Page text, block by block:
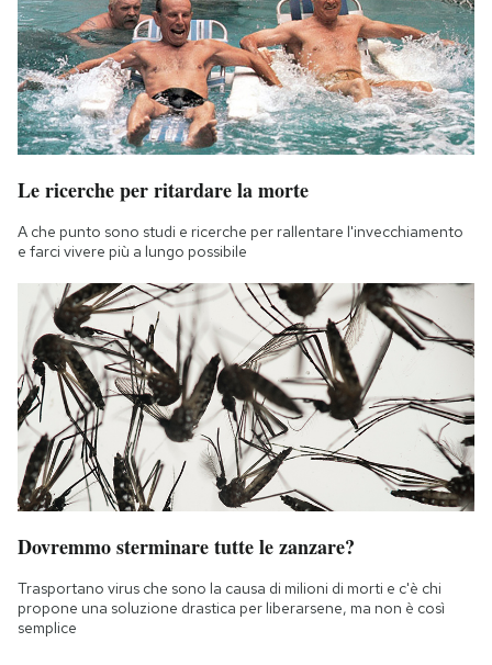
Le ricerche per ritardare la morte
A che punto sono studi e ricerche per rallentare l'invecchiamento
e farci vivere più a lungo possibile
Dovremmo sterminare tutte le zanzare?
Trasportano virus che sono la causa di milioni di morti e c'è chi
propone una soluzione drastica per liberarsene, ma non è così
semplice